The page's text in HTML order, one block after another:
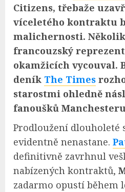
Citizens, třebaže
víceletého kontraktu
malichernosti.
francouzský
okamžicích vycouval.
deník The Times
starostmi ohledně
fanoušků
Prodloužení dlouholeté
evidentně nenastane.
definitivně zavrhnul
nabízených kontraktů,
zadarmo opustí během